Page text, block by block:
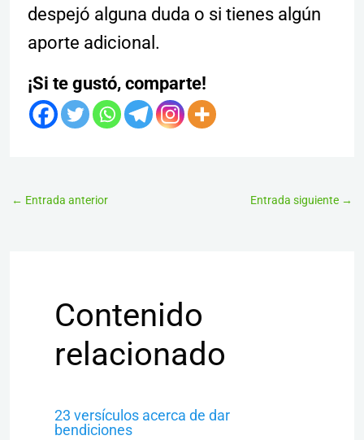
despejó alguna duda o si tienes algún
aporte adicional.
¡Si te gustó, comparte!
← Entrada anterior Entrada siguiente →
Contenido
relacionado
23 versículos acerca de dar
bendiciones